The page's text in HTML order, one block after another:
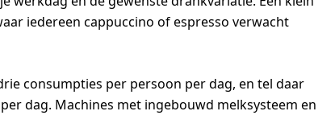
iedereen cappuccino of espresso verwacht
consumpties per persoon per dag, en tel daar
dag. Machines met ingebouwd melksysteem en